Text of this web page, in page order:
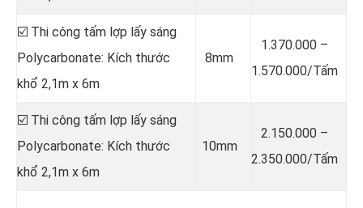
☑️ Thi công tấm lợp lấy sáng
Polycarbonate: Kích thước
khổ 2,1m x 6m
8mm
1.370.000 –
1.570.000/Tấm
☑️ Thi công tấm lợp lấy sáng
Polycarbonate: Kích thước
khổ 2,1m x 6m
10mm
2.150.000 –
2.350.000/Tấm